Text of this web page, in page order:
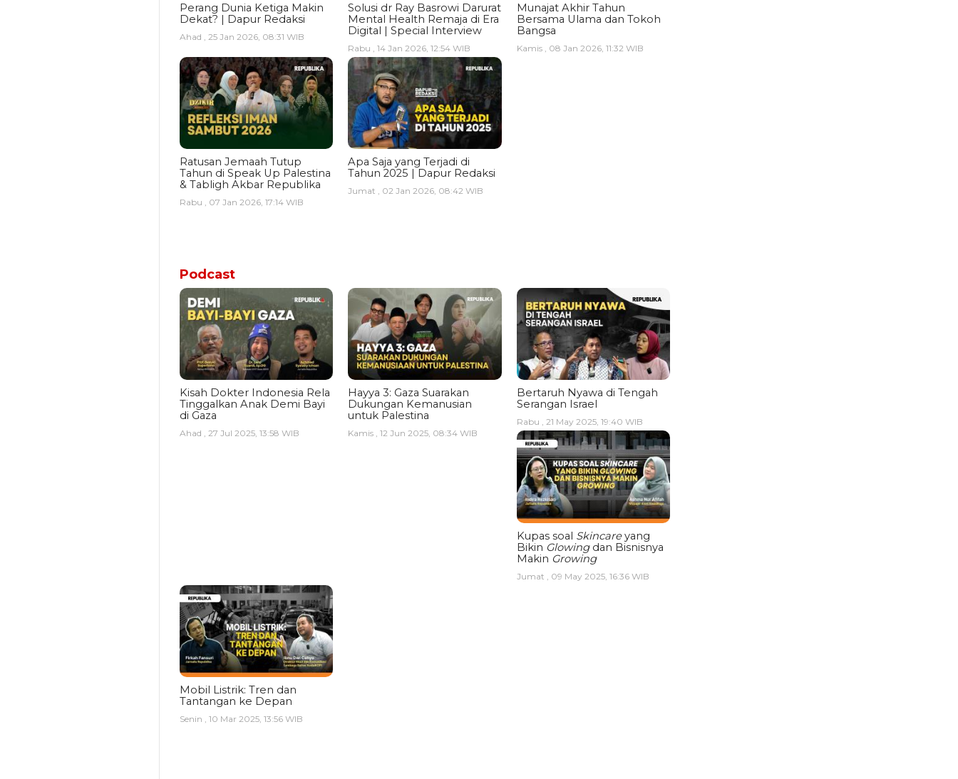
Perang Dunia Ketiga Makin
Dekat? | Dapur Redaksi
Ahad , 25 Jan 2026, 08:31 WIB
Solusi dr Ray Basrowi Darurat
Mental Health Remaja di Era
Digital | Special Interview
Rabu , 14 Jan 2026, 12:54 WIB
Munajat Akhir Tahun
Bersama Ulama dan Tokoh
Bangsa
Kamis , 08 Jan 2026, 11:32 WIB
Ratusan Jemaah Tutup
Tahun di Speak Up Palestina
& Tabligh Akbar Republika
Rabu , 07 Jan 2026, 17:14 WIB
Apa Saja yang Terjadi di
Tahun 2025 | Dapur Redaksi
Jumat , 02 Jan 2026, 08:42 WIB
Podcast
Kisah Dokter Indonesia Rela
Tinggalkan Anak Demi Bayi
di Gaza
Ahad , 27 Jul 2025, 13:58 WIB
Hayya 3: Gaza Suarakan
Dukungan Kemanusian
untuk Palestina
Kamis , 12 Jun 2025, 08:34 WIB
Bertaruh Nyawa di Tengah
Serangan Israel
Rabu , 21 May 2025, 19:40 WIB
Kupas soal Skincareyang
Bikin Glowingdan Bisnisnya
Makin Growing
Jumat , 09 May 2025, 16:36 WIB
Mobil Listrik: Tren dan
Tantangan ke Depan
Senin , 10 Mar 2025, 13:56 WIB